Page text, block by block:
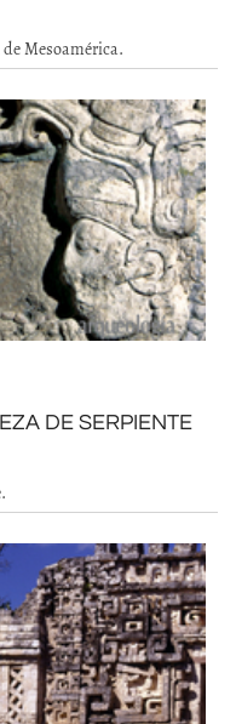
Mesoamérica.
DE SERPIENTE